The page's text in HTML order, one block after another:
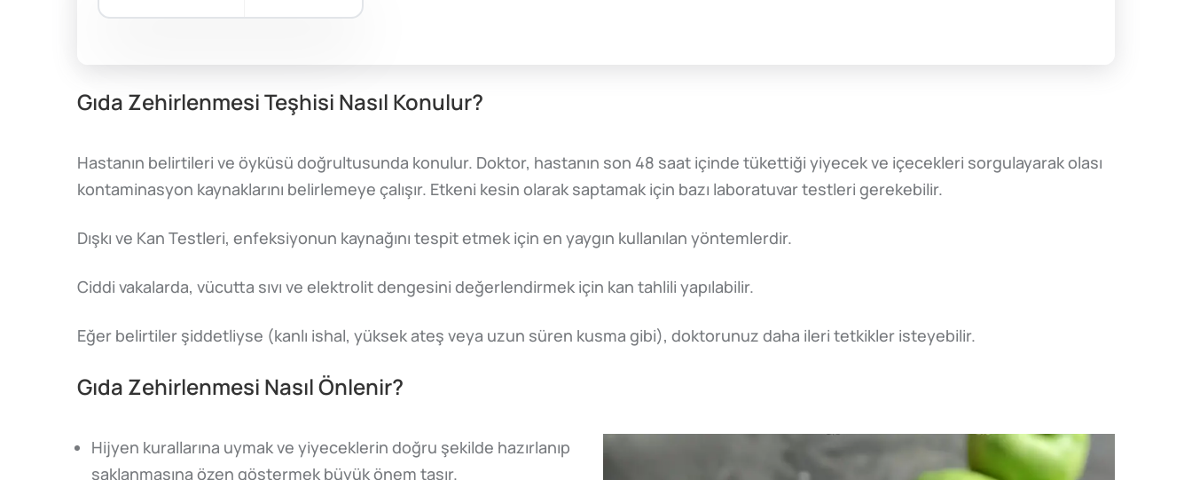
Gıda Zehirlenmesi Teşhisi Nasıl Konulur?
Hastanın belirtileri ve öyküsü doğrultusunda konulur. Doktor, hastanın son 48 saat içinde tükettiği yiyecek ve içecekleri sorgulayarak olası
kontaminasyon kaynaklarını belirlemeye çalışır. Etkeni kesin olarak saptamak için bazı laboratuvar testleri gerekebilir.
Dışkı ve Kan Testleri, enfeksiyonun kaynağını tespit etmek için en yaygın kullanılan yöntemlerdir.
Ciddi vakalarda, vücutta sıvı ve elektrolit dengesini değerlendirmek için kan tahlili yapılabilir.
Eğer belirtiler şiddetliyse (kanlı ishal, yüksek ateş veya uzun süren kusma gibi), doktorunuz daha ileri tetkikler isteyebilir.
Gıda Zehirlenmesi Nasıl Önlenir?
Hijyen kurallarına uymak ve yiyeceklerin doğru şekilde hazırlanıp
saklanmasına özen göstermek büyük önem taşır.